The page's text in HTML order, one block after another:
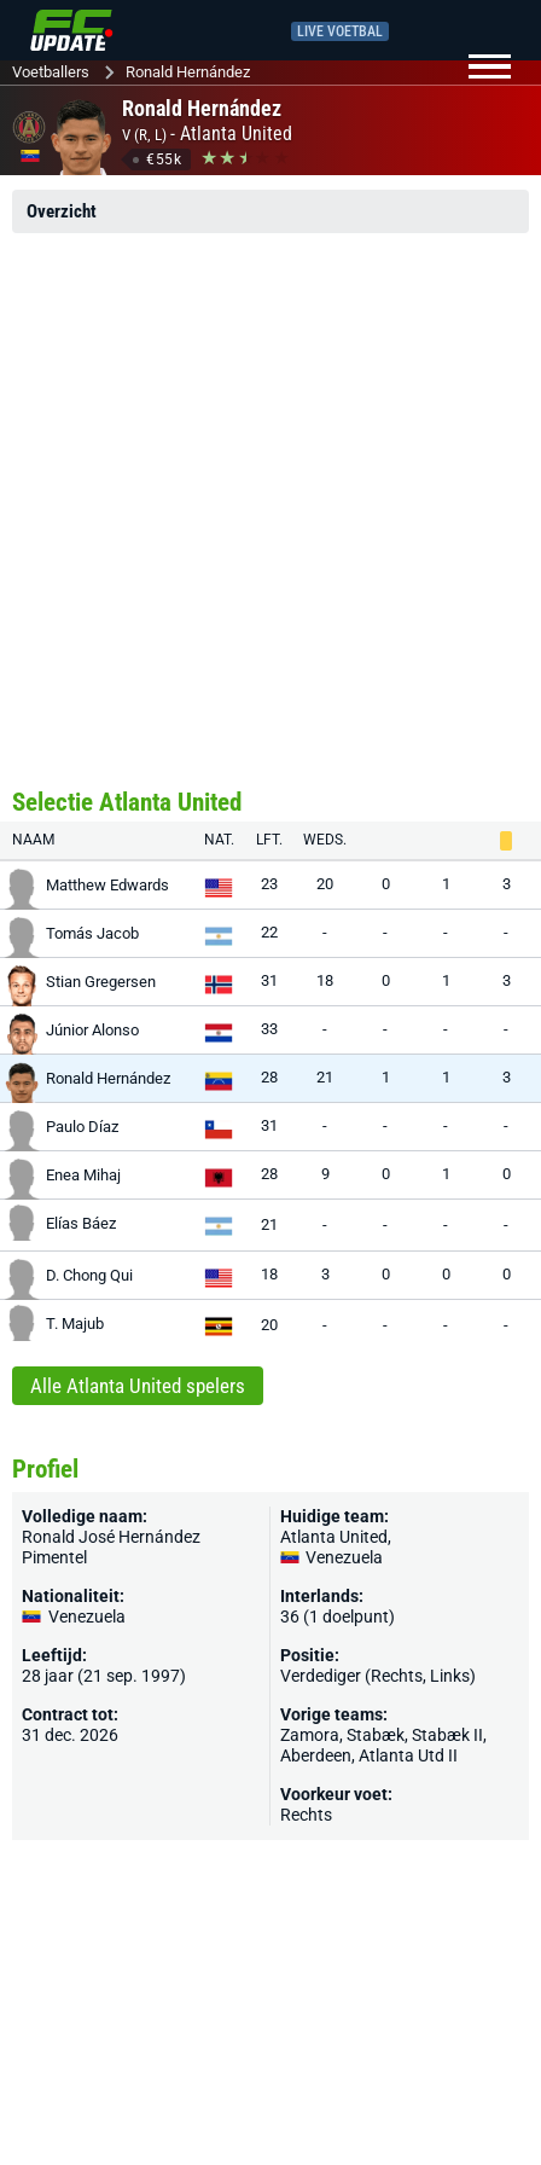
LIVE VOETBAL
Voetballers Ronald Hernández
Ronald Hernández
V (R, L) - Atlanta United
€55k
Overzicht
Selectie Atlanta United
NAAM NAT. LFT. WEDS.
Matthew Edwards 23 20 0 1 3
Tomás Jacob 22 - - - -
Stian Gregersen 31 18 0 1 3
Júnior Alonso 33 - - - -
Ronald Hernández 28 21 1 1 3
Paulo Díaz 31 - - - -
Enea Mihaj 28 9 0 1 0
Elías Báez 21 - - - -
D. Chong Qui 18 3 0 0 0
T. Majub 20 - - - -
Alle Atlanta United spelers
Profiel
Volledige naam:
Ronald José Hernández
Pimentel
Nationaliteit:
Venezuela
Leeftijd:
28 jaar (21 sep. 1997)
Contract tot:
31 dec. 2026
Huidige team:
Atlanta United,
Venezuela
Interlands:
36 (1 doelpunt)
Positie:
Verdediger (Rechts, Links)
Vorige teams:
Zamora,Stabæk, Stabæk II,
Aberdeen, Atlanta Utd II
Voorkeur voet:
Rechts